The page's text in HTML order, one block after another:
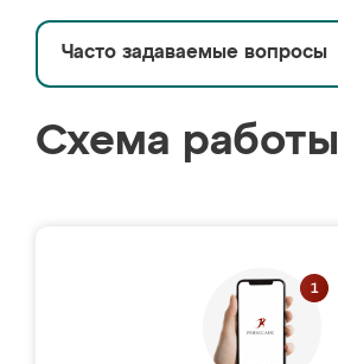
Часто задаваемые вопросы
Схема работы